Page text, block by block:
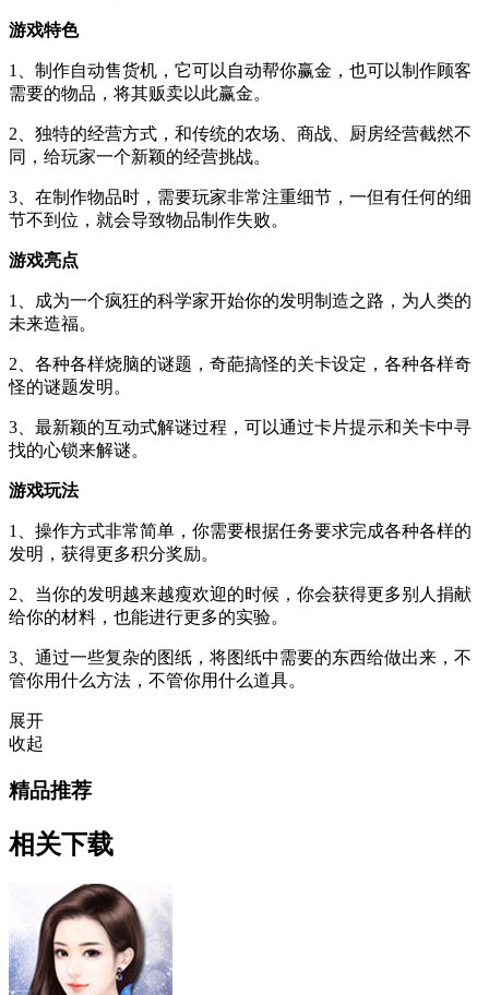
游戏特色
1、制作自动售货机，它可以自动帮你赢金，也可以制作顾客
需要的物品，将其贩卖以此赢金。
2、独特的经营方式，和传统的农场、商战、厨房经营截然不
同，给玩家一个新颖的经营挑战。
3、在制作物品时，需要玩家非常注重细节，一但有任何的细
节不到位，就会导致物品制作失败。
游戏亮点
1、成为一个疯狂的科学家开始你的发明制造之路，为人类的
未来造福。
2、各种各样烧脑的谜题，奇葩搞怪的关卡设定，各种各样奇
怪的谜题发明。
3、最新颖的互动式解谜过程，可以通过卡片提示和关卡中寻
找的心锁来解谜。
游戏玩法
1、操作方式非常简单，你需要根据任务要求完成各种各样的
发明，获得更多积分奖励。
2、当你的发明越来越瘦欢迎的时候，你会获得更多别人捐献
给你的材料，也能进行更多的实验。
3、通过一些复杂的图纸，将图纸中需要的东西给做出来，不
管你用什么方法，不管你用什么道具。
展开
收起
精品推荐
相关下载